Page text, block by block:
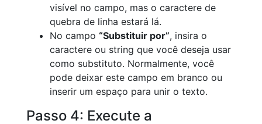
visível no campo, mas o caractere de
quebra de linha estará lá.
No campo “Substituir por”, insira o
caractere ou string que você deseja usar
como substituto. Normalmente, você
pode deixar este campo em branco ou
inserir um espaço para unir o texto.
Passo 4: Execute a